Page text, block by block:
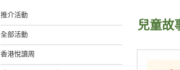
推介活動
全部活動
香港悅讀周
兒童故